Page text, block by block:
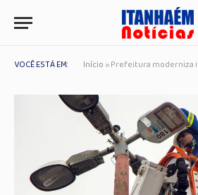
VOCÊ ESTÁ EM: Início »Prefeitura moderniza